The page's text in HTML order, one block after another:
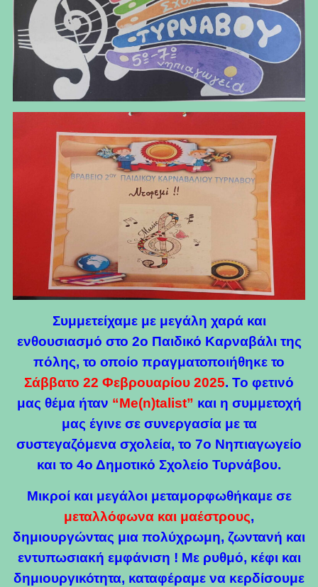
Συμμετείχαμε με μεγάλη χαρά και
ενθουσιασμό στο 2ο Παιδικό Καρναβάλι της
πόλης, το οποίο πραγματοποιήθηκε το
Σάββατο 22 Φεβρουαρίου 2025. Το φετινό
μας θέμα ήταν “Me(n)talist” και η συμμετοχή
μας έγινε σε συνεργασία με τα
συστεγαζόμενα σχολεία, το 7ο Νηπιαγωγείο
και το 4ο Δημοτικό Σχολείο Τυρνάβου.
Μικροί και μεγάλοι μεταμορφωθήκαμε σε
μεταλλόφωνα και μαέστρους,
δημιουργώντας μια πολύχρωμη, ζωντανή και
εντυπωσιακή εμφάνιση ! Με ρυθμό, κέφι και
δημιουργικότητα, καταφέραμε να κερδίσουμε